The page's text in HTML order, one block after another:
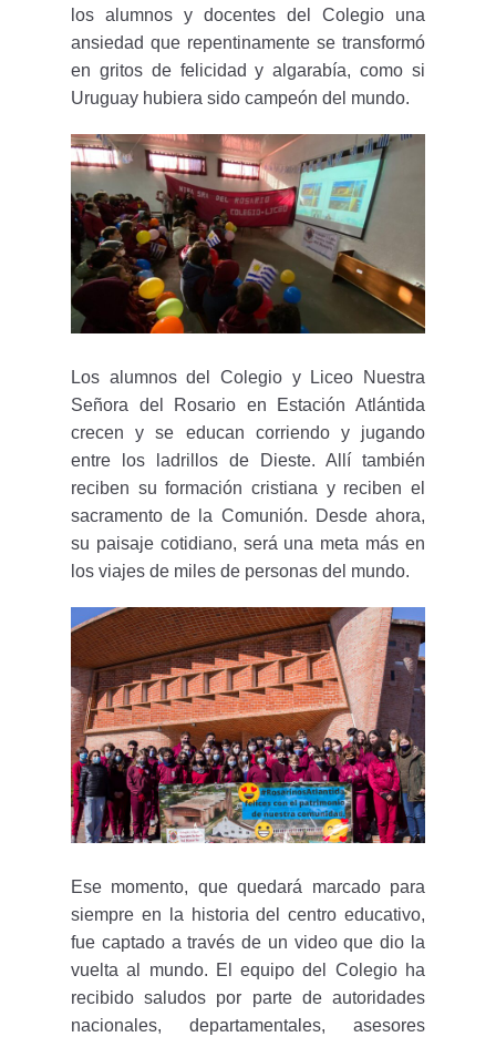
los alumnos y docentes del Colegio una
ansiedad que repentinamente se transformó
en gritos de felicidad y algarabía, como si
Uruguay hubiera sido campeón del mundo.
Los alumnos del Colegio y Liceo Nuestra
Señora del Rosario en Estación Atlántida
crecen y se educan corriendo y jugando
entre los ladrillos de Dieste. Allí también
reciben su formación cristiana y reciben el
sacramento de la Comunión. Desde ahora,
su paisaje cotidiano, será una meta más en
los viajes de miles de personas del mundo.
Ese momento, que quedará marcado para
siempre en la historia del centro educativo,
fue captado a través de un video que dio la
vuelta al mundo. El equipo del Colegio ha
recibido saludos por parte de autoridades
nacionales, departamentales, asesores